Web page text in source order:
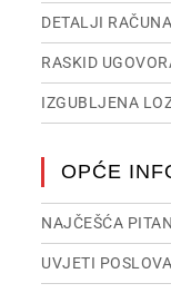
DETALJI RAČUNA
RASKID
IZGUBLJENA
OPĆE
NAJČEŠĆA
UVJETI